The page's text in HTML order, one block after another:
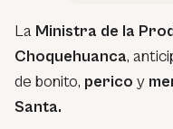
La Ministra de la
Choquehuanca,
de bonito, perico y
Santa.